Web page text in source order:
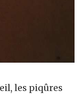
les piqûres